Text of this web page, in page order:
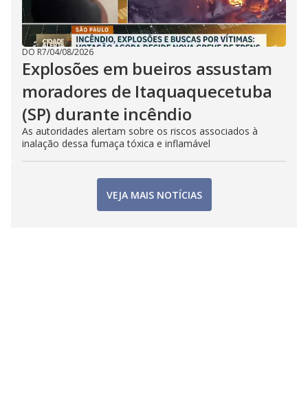
DO R7/04/08/2026
Explosões em bueiros assustam
moradores de Itaquaquecetuba
(SP) durante incêndio
As autoridades alertam sobre os riscos associados à
inalação dessa fumaça tóxica e inflamável
VEJA MAIS NOTÍCIAS